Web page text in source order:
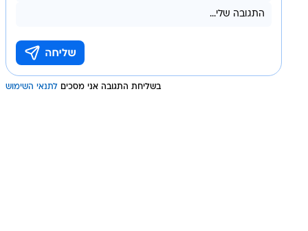
בשליחת התגובה אני מסכים לתנאי השימוש